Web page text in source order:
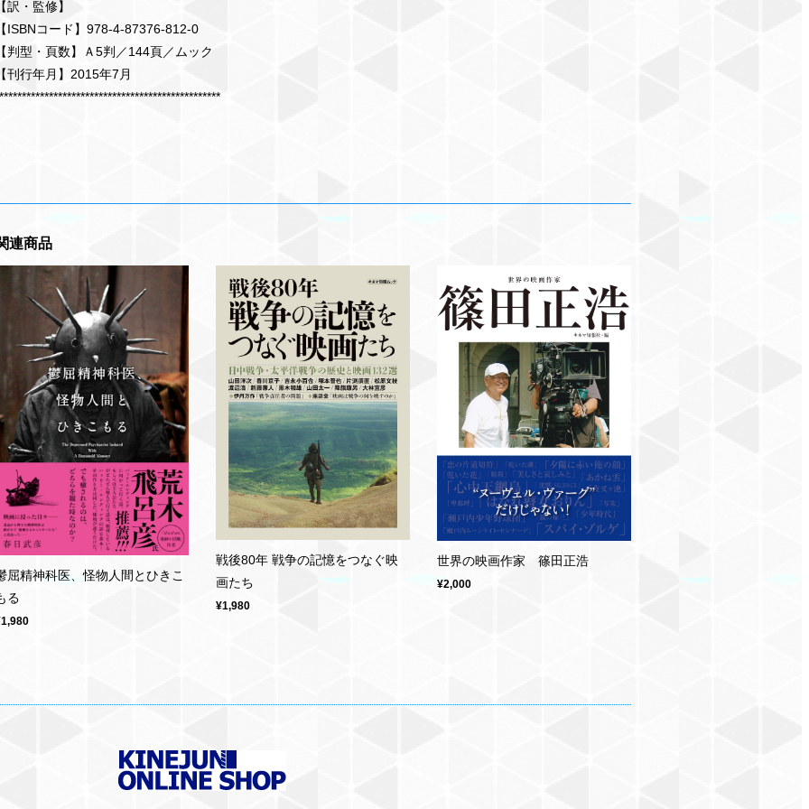
訳・監修】
ISBNコード】978-4-87376-812-0
判型・頁数】Ａ5判／144頁／ムック
刊行年月】2015年7月
連商品
屈精神科医、怪物人間とひきこ
る
戦後80年 戦争の記憶をつなぐ映
画たち
¥1,980
世界の映画作家 篠田正浩
¥2,000